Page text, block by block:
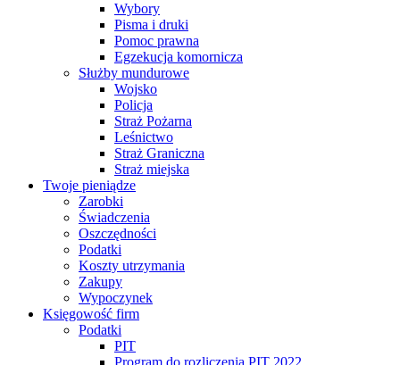
Wybory
Pisma i druki
Pomoc prawna
Egzekucja komornicza
Służby mundurowe
Wojsko
Policja
Straż Pożarna
Leśnictwo
Straż Graniczna
Straż miejska
Twoje pieniądze
Zarobki
Świadczenia
Oszczędności
Podatki
Koszty utrzymania
Zakupy
Wypoczynek
Księgowość firm
Podatki
PIT
Program do rozliczenia PIT 2022